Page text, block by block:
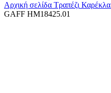
Αρχική σελίδα Τραπέζι Καρέκλα
GAFF HM18425.01